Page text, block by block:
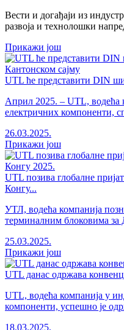
Вести и догађаји из
развоја и технолошки
Прикажи још
UTL ће представити DIN
Април 2025. – UTL, водећа
електричних компоненти,
26.03.2025.
Прикажи још
UTL позива глобалне
Конгу...
УТЛ, водећа компанија
терминалним блоковима
25.03.2025.
Прикажи још
UTL данас одржава
UTL, водећа компанија у
компоненти, успешно је
18.03.2025.